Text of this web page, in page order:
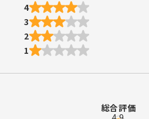
4
3
2
1